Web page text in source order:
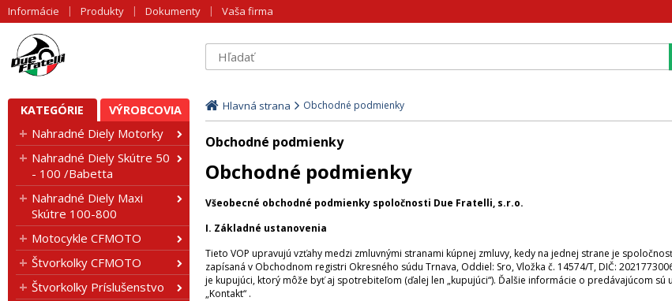
Informácie Produkty Dokumenty Vaša firma
KATEGÓRIE VÝROBCOVIA
Nahradné Diely Motorky
Nahradné Diely Skútre 50
- 100 /Babetta
Nahradné Diely Maxi
Skútre 100-800
Motocykle CFMOTO
Štvorkolky CFMOTO
Štvorkolky Príslušenstvo
Hlavná strana Obchodné podmienky
Obchodné podmienky
Obchodné podmienky
Všeobecné obchodné podmienky spoločnosti Due Fratelli, s.r.o.
I. Základné ustanovenia
Tieto VOP upravujú vzťahy medzi zmluvnými stranami kúpnej zmluvy, kedy na jednej strane je
zapísaná v Obchodnom registri Okresného súdu Trnava, Oddiel: Sro, Vložka č. 14574/T, DIČ:
je kupujúci, ktorý môže byť aj spotrebiteľom (ďalej len „kupujúci“). Ďalšie informácie o predávajúcom
„Kontakt“ .